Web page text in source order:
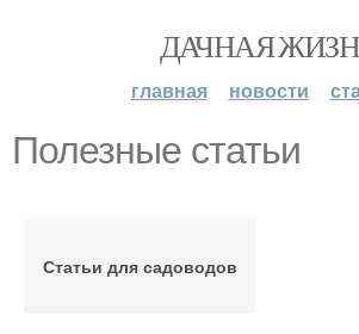
ДАЧНАЯ
главная новости
Полезные статьи
Статьи для садоводов